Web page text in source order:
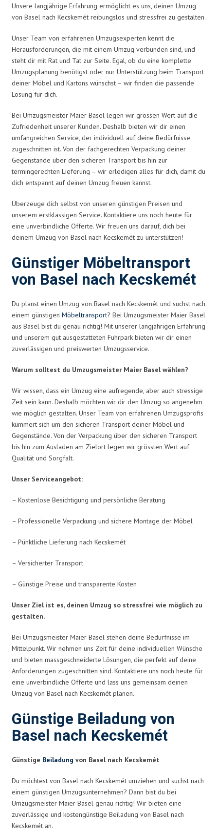
Unsere langjährige Erfahrung ermöglicht es uns, deinen Umzug
von Basel nach Kecskemét reibungslos und stressfrei zu gestalten.
Unser Team von erfahrenen Umzugsexperten kennt die
Herausforderungen, die mit einem Umzug verbunden sind, und
steht dir mit Rat und Tat zur Seite. Egal, ob du eine komplette
Umzugsplanung benötigst oder nur Unterstützung beim Transport
deiner Möbel und Kartons wünschst – wir finden die passende
Lösung für dich.
Bei Umzugsmeister Maier Basel legen wir grossen Wert auf die
Zufriedenheit unserer Kunden. Deshalb bieten wir dir einen
umfangreichen Service, der individuell auf deine Bedürfnisse
zugeschnitten ist. Von der fachgerechten Verpackung deiner
Gegenstände über den sicheren Transport bis hin zur
termingerechten Lieferung – wir erledigen alles für dich, damit du
dich entspannt auf deinen Umzug freuen kannst.
Überzeuge dich selbst von unseren günstigen Preisen und
unserem erstklassigen Service. Kontaktiere uns noch heute für
eine unverbindliche Offerte. Wir freuen uns darauf, dich bei
deinem Umzug von Basel nach Kecskemét zu unterstützen!
Günstiger Möbeltransport
von Basel nach Kecskemét
Du planst einen Umzug von Basel nach Kecskemét und suchst nach
einem günstigen Möbeltransport? Bei Umzugsmeister Maier Basel
aus Basel bist du genau richtig! Mit unserer langjährigen Erfahrung
und unserem gut ausgestatteten Fuhrpark bieten wir dir einen
zuverlässigen und preiswerten Umzugsservice.
Warum solltest du Umzugsmeister Maier Basel wählen?
Wir wissen, dass ein Umzug eine aufregende, aber auch stressige
Zeit sein kann. Deshalb möchten wir dir den Umzug so angenehm
wie möglich gestalten. Unser Team von erfahrenen Umzugsprofis
kümmert sich um den sicheren Transport deiner Möbel und
Gegenstände. Von der Verpackung über den sicheren Transport
bis hin zum Ausladen am Zielort legen wir grössten Wert auf
Qualität und Sorgfalt.
Unser Serviceangebot:
– Kostenlose Besichtigung und persönliche Beratung
– Professionelle Verpackung und sichere Montage der Möbel
– Pünktliche Lieferung nach Kecskemét
– Versicherter Transport
– Günstige Preise und transparente Kosten
Unser Ziel ist es, deinen Umzug so stressfrei wie möglich zu
gestalten.
Bei Umzugsmeister Maier Basel stehen deine Bedürfnisse im
Mittelpunkt. Wir nehmen uns Zeit für deine individuellen Wünsche
und bieten massgeschneiderte Lösungen, die perfekt auf deine
Anforderungen zugeschnitten sind. Kontaktiere uns noch heute für
eine unverbindliche Offerte und lass uns gemeinsam deinen
Umzug von Basel nach Kecskemét planen.
Günstige Beiladung von
Basel nach Kecskemét
Günstige Beiladung von Basel nach Kecskemét
Du möchtest von Basel nach Kecskemét umziehen und suchst nach
einem günstigen Umzugsunternehmen? Dann bist du bei
Umzugsmeister Maier Basel genau richtig! Wir bieten eine
zuverlässige und kostengünstige Beiladung von Basel nach
Kecskemét an.